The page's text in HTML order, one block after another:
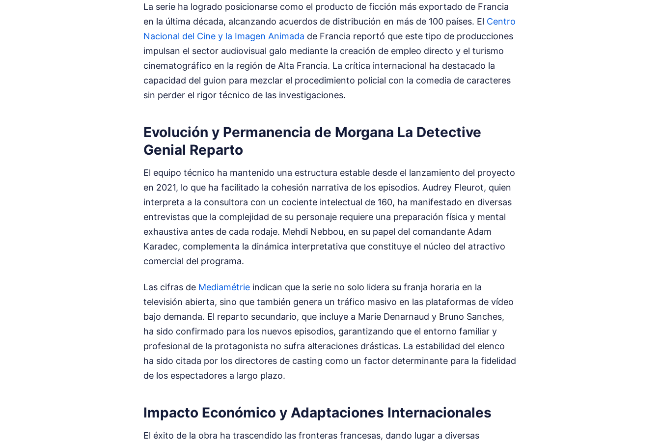
La serie ha logrado posicionarse como el producto de ficción más exportado de Francia
en la última década, alcanzando acuerdos de distribución en más de 100 países. El Centro
Nacional del Cine y la Imagen Animada de Francia reportó que este tipo de producciones
impulsan el sector audiovisual galo mediante la creación de empleo directo y el turismo
cinematográfico en la región de Alta Francia. La crítica internacional ha destacado la
capacidad del guion para mezclar el procedimiento policial con la comedia de caracteres
sin perder el rigor técnico de las investigaciones.
Evolución y Permanencia de Morgana La Detective
Genial Reparto
El equipo técnico ha mantenido una estructura estable desde el lanzamiento del proyecto
en 2021, lo que ha facilitado la cohesión narrativa de los episodios. Audrey Fleurot, quien
interpreta a la consultora con un cociente intelectual de 160, ha manifestado en diversas
entrevistas que la complejidad de su personaje requiere una preparación física y mental
exhaustiva antes de cada rodaje. Mehdi Nebbou, en su papel del comandante Adam
Karadec, complementa la dinámica interpretativa que constituye el núcleo del atractivo
comercial del programa.
Las cifras de Mediamétrie indican que la serie no solo lidera su franja horaria en la
televisión abierta, sino que también genera un tráfico masivo en las plataformas de vídeo
bajo demanda. El reparto secundario, que incluye a Marie Denarnaud y Bruno Sanches,
ha sido confirmado para los nuevos episodios, garantizando que el entorno familiar y
profesional de la protagonista no sufra alteraciones drásticas. La estabilidad del elenco
ha sido citada por los directores de casting como un factor determinante para la fidelidad
de los espectadores a largo plazo.
Impacto Económico y Adaptaciones Internacionales
El éxito de la obra ha trascendido las fronteras francesas, dando lugar a diversas